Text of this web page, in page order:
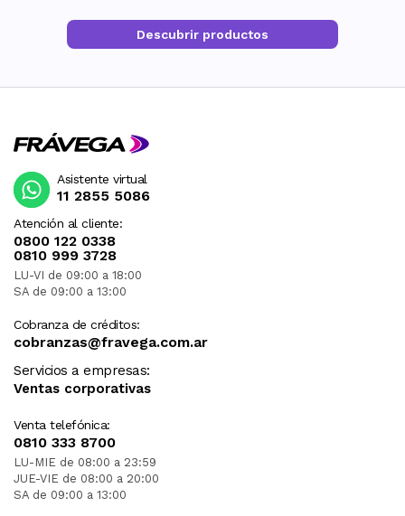
Descubrir productos
Atención al cliente:
0800 122 0338
0810 999 3728
LU-VI de 09:00 a 18:00
SA de 09:00 a 13:00
Cobranza de créditos:
cobranzas@fravega.com.ar
Servicios a empresas:
Ventas corporativas
Venta telefónica:
0810 333 8700
LU-MIE de 08:00 a 23:59
JUE-VIE de 08:00 a 20:00
SA de 09:00 a 13:00
Asistente virtual
11 2855 5086